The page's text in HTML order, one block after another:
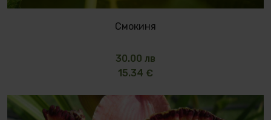
Смокиня
30.00 лв
15.34 €